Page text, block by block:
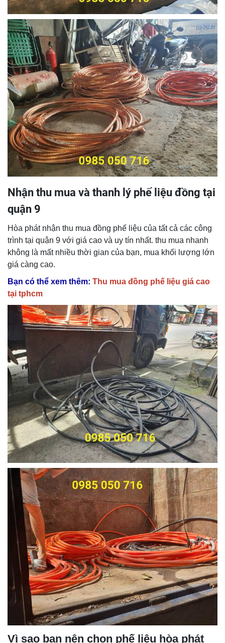
Nhận thu mua và thanh lý phế liệu đồng tại
quận 9
Hòa phát nhận thu mua đồng phế liệu của tất cả các công
trình tại quận 9 với giá cao và uy tín nhất. thu mua nhanh
không là mất nhiều thời gian của bạn, mua khối lượng lớn
giá càng cao.
Bạn có thể xem thêm: Thu mua đồng phế liệu giá cao
tại tphcm
Vì sao bạn nên chọn phế liệu hòa phát